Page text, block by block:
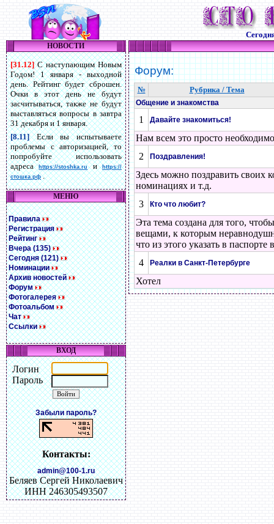
НОВОСТИ
[31.12]С наступающим Новым
Годом! 1 января - выходной
день. Рейтинг будет сброшен.
Очки в этот день не будут
засчитываться, также не будут
выставляться вопросы в завтра
31 декабря и 1 января.
[8.11]Если вы испытываете
проблемы с авторизацией, то
попробуйте использовать
адресаhttps://stoshka.ruиhttps://
стошка.рф.
МЕНЮ
Правила
Регистрация
Рейтинг
Вчера (135)
Сегодня (121)
Номинации
Архив новостей
Форум
Фотогалерея
Фотоальбом
Чат
Ссылки
ВХОД
Логин
Пароль
Забыли пароль?
Контакты:
admin@100-1.ru
Беляев Сергей Николаевич
ИНН 246305493507
Форум:
№ Рубрика / Тема
Общение и знакомства
1 Давайте знакомиться!
Нам всем это просто
2
Поздравления!
Здесь можно поздравить своих
номинациях и т.д.
3
Кто что любит?
Эта тема создана для того,
вещами, к которым
что из этого указать в
4
Реалки в Санкт-Петербурге
Хотел